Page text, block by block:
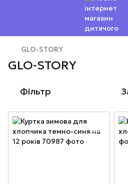
GLO-STORY
GLO-STORY
Фільтр